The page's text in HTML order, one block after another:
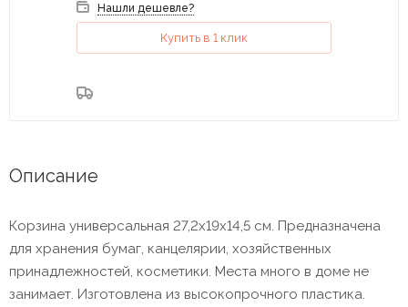
Нашли дешевле?
Купить в 1 клик
Описание
Корзина универсальная 27,2х19х14,5 см. Предназначена
для хранения бумаг, канцелярии, хозяйственных
принадлежностей, косметики. Места много в доме не
занимает. Изготовлена из высокопрочного пластика.